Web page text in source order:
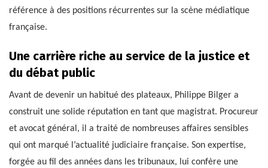
référence à des positions récurrentes sur la scène médiatique
française.
Une carrière riche au service de la justice et
du débat public
Avant de devenir un habitué des plateaux, Philippe Bilger a
construit une solide réputation en tant que magistrat. Procureur
et avocat général, il a traité de nombreuses affaires sensibles
qui ont marqué l’actualité judiciaire française. Son expertise,
forgée au fil des années dans les tribunaux, lui confère une